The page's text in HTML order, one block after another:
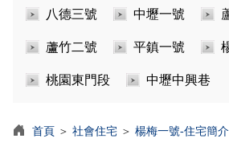
八德三號 中壢一號
蘆竹二號 平鎮一號
桃園東門段 中壢中興巷
首頁 ＞ 社會住宅 ＞ 楊梅一號-住宅簡介